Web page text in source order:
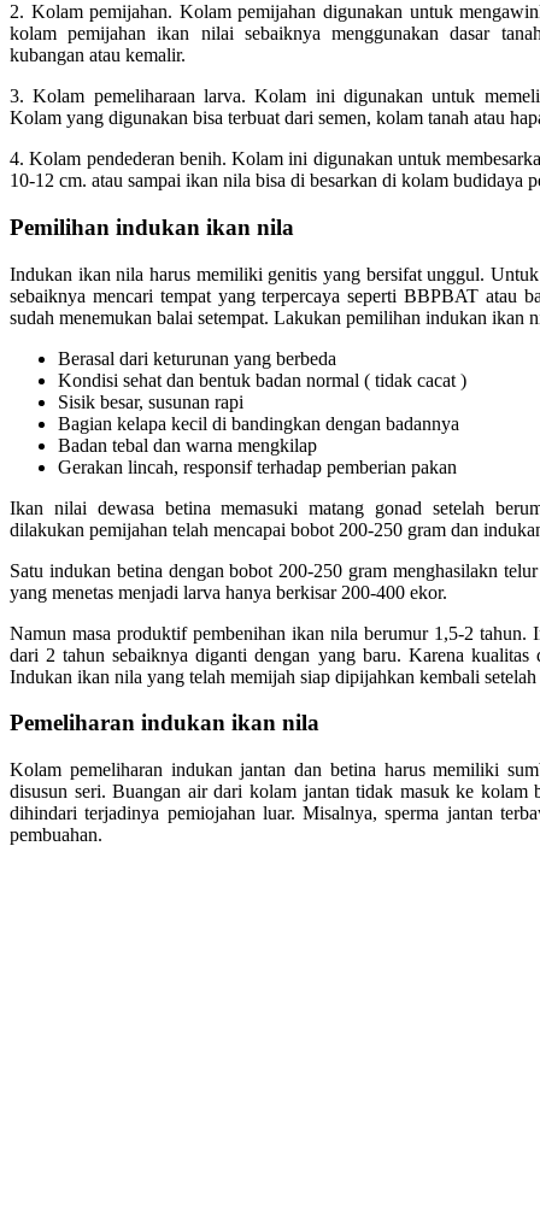
2. Kolam pemijahan. Kolam pemijahan digunakan untuk
kolam pemijahan ikan nilai sebaiknya menggunakan dasar
kubangan atau kemalir.
3. Kolam pemeliharaan larva. Kolam ini digunakan untuk
Kolam yang digunakan bisa terbuat dari semen, kolam tanah atau
4. Kolam pendederan benih. Kolam ini digunakan untuk
10-12 cm. atau sampai ikan nila bisa di besarkan di kolam budidaya
Pemilihan indukan ikan nila
Indukan ikan nila harus memiliki genitis yang bersifat unggul.
sebaiknya mencari tempat yang terpercaya seperti BBPBAT atau
sudah menemukan balai setempat. Lakukan pemilihan indukan ikan
Berasal dari keturunan yang berbeda
Kondisi sehat dan bentuk badan normal ( tidak cacat )
Sisik besar, susunan rapi
Bagian kelapa kecil di bandingkan dengan badannya
Badan tebal dan warna mengkilap
Gerakan lincah, responsif terhadap pemberian pakan
Ikan nilai dewasa betina memasuki matang gonad setelah
dilakukan pemijahan telah mencapai bobot 200-250 gram dan
Satu indukan betina dengan bobot 200-250 gram menghasilakn
yang menetas menjadi larva hanya berkisar 200-400 ekor.
Namun masa produktif pembenihan ikan nila berumur 1,5-2 tahun.
dari 2 tahun sebaiknya diganti dengan yang baru. Karena kualitas
Indukan ikan nila yang telah memijah siap dipijahkan kembali
Pemeliharan indukan ikan nila
Kolam pemeliharan indukan jantan dan betina harus memiliki
disusun seri. Buangan air dari kolam jantan tidak masuk ke kolam
dihindari terjadinya pemiojahan luar. Misalnya, sperma jantan
pembuahan.